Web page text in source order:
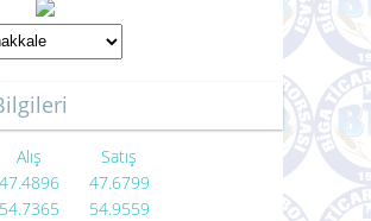
Alış
Satış
47.4896
47.6799
54.7365 54.9559